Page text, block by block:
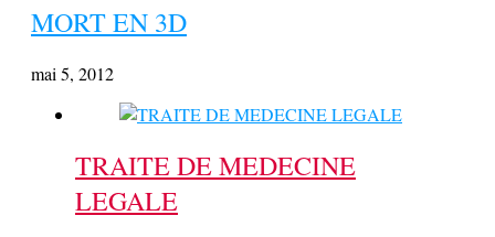
MORT EN 3D
mai 5, 2012
TRAITE DE MEDECINE
LEGALE